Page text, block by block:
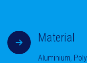
Material
Aluminium,